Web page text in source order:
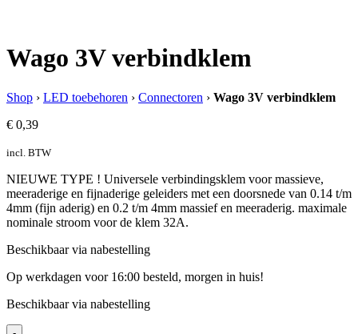
Wago 3V verbindklem
Shop › LED toebehoren › Connectoren › Wago 3V verbindklem
€ 0,39
incl. BTW
NIEUWE TYPE ! Universele verbindingsklem voor massieve,
meeraderige en fijnaderige geleiders met een doorsnede van 0.14 t/m
4mm (fijn aderig) en 0.2 t/m 4mm massief en meeraderig. maximale
nominale stroom voor de klem 32A.
Beschikbaar via nabestelling
Op werkdagen voor 16:00 besteld, morgen in huis!
Beschikbaar via nabestelling